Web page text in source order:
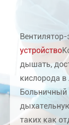
Вентилятор-
устройство
дышать,
кислорода в
Больничный
таких как